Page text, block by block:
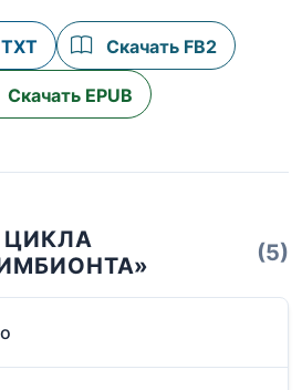
Скачать FB2
Скачать EPUB
ЦИКЛА
(5)